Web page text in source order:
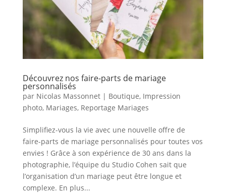
Découvrez nos faire-parts de mariage
personnalisés
par Nicolas Massonnet| Boutique, Impression
photo, Mariages, Reportage Mariages
Simplifiez-vous la vie avec une nouvelle offre de
faire-parts de mariage personnalisés pour toutes vos
envies ! Grâce à son expérience de 30 ans dans la
photographie, l’équipe du Studio Cohen sait que
l’organisation d’un mariage peut être longue et
complexe. En plus...